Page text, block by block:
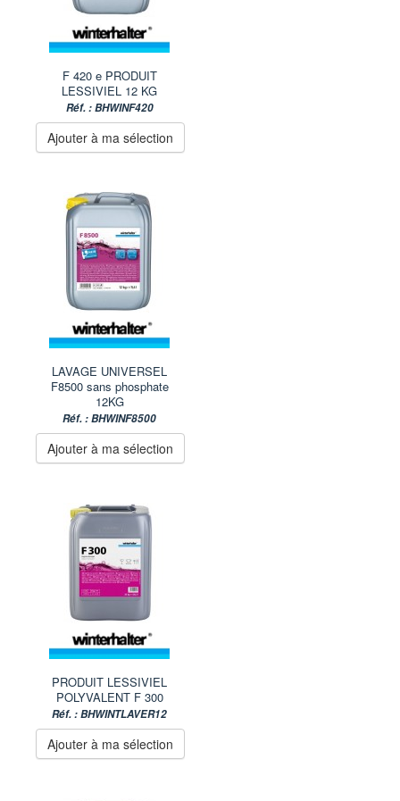
F 420 e PRODUIT
LESSIVIEL 12 KG
Réf. : BHWINF420
Ajouter à ma sélection
LAVAGE UNIVERSEL
F8500 sans phosphate
12KG
Réf. : BHWINF8500
Ajouter à ma sélection
PRODUIT LESSIVIEL
POLYVALENT F 300
Réf. : BHWINTLAVER12
Ajouter à ma sélection